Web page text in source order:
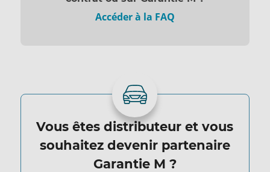
Accéder à la FAQ
Vous êtes distributeur et vous
souhaitez devenir partenaire
Garantie M ?